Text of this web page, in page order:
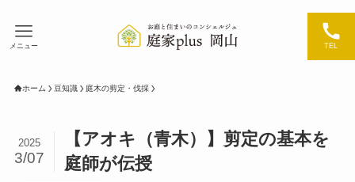
TEL
メニュー
ホーム 豆知識 庭木の剪定・伐採
【アオキ（青木）】剪定の基本を
庭師が伝授
2025
3/07